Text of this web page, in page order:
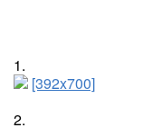
1.
[392x700]
2.